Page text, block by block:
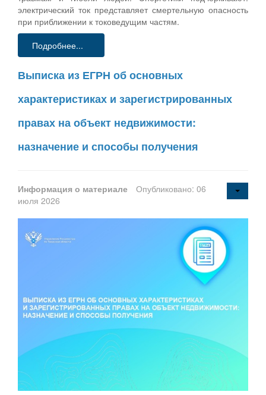
электрический ток представляет смертельную опасность
при приближении к токоведущим частям.
Подробнее...
Выписка из ЕГРН об основных
характеристиках и зарегистрированных
правах на объект недвижимости:
назначение и способы получения
Информация о материале
Опубликовано: 06
июля 2026